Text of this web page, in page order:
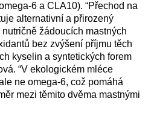
6 a CLA10). “Přechod na
alternativní a přirozený
žádoucích mastných
bez zvýšení příjmu těch
kyselin a syntetických forem
“V ekologickém mléce
ne omega-6, což pomáhá
mezi těmito dvěma mastnými